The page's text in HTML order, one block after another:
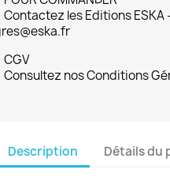
Contactez les Editions
CGV
Consultez nos Conditions
Description Détails du